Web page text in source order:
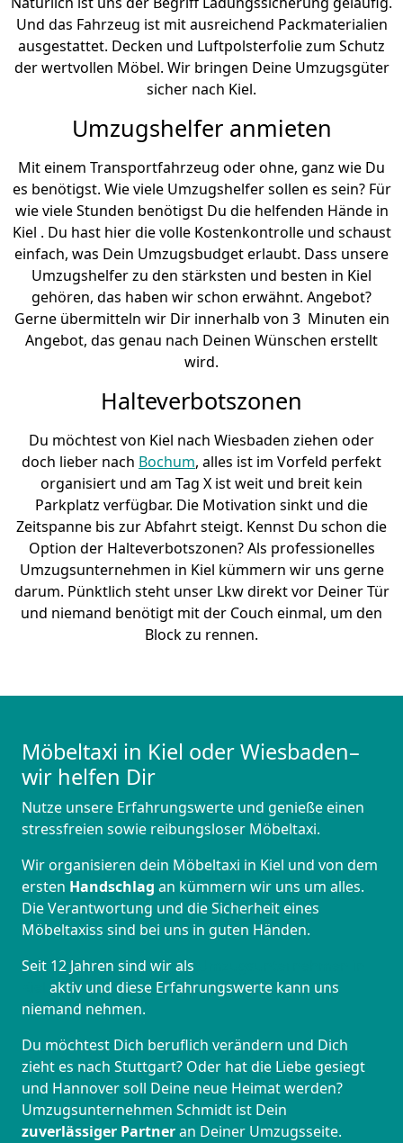
Und das Fahrzeug ist mit ausreichend Packmaterialien
ausgestattet. Decken und Luftpolsterfolie zum Schutz
der wertvollen Möbel. Wir bringen Deine Umzugsgüter
sicher nach Kiel.
Umzugshelfer anmieten
Mit einem Transportfahrzeug oder ohne, ganz wie Du
es benötigst. Wie viele Umzugshelfer sollen es sein? Für
wie viele Stunden benötigst Du die helfenden Hände in
Kiel . Du hast hier die volle Kostenkontrolle und schaust
einfach, was Dein Umzugsbudget erlaubt. Dass unsere
Umzugshelfer zu den stärksten und besten in Kiel
gehören, das haben wir schon erwähnt. Angebot?
Gerne übermitteln wir Dir innerhalb von 3 Minuten ein
Angebot, das genau nach Deinen Wünschen erstellt
wird.
Halteverbotszonen
Du möchtest von Kiel nach Wiesbaden ziehen oder
doch lieber nach Bochum, alles ist im Vorfeld perfekt
organisiert und am Tag X ist weit und breit kein
Parkplatz verfügbar. Die Motivation sinkt und die
Zeitspanne bis zur Abfahrt steigt. Kennst Du schon die
Option der Halteverbotszonen? Als professionelles
Umzugsunternehmen in Kiel kümmern wir uns gerne
darum. Pünktlich steht unser Lkw direkt vor Deiner Tür
und niemand benötigt mit der Couch einmal, um den
Block zu rennen.
Möbeltaxi in Kiel oder Wiesbaden–
wir helfen Dir
Nutze unsere Erfahrungswerte und genieße einen
stressfreien sowie reibungsloser Möbeltaxi.
Wir organisieren dein Möbeltaxi in Kiel und von dem
ersten Handschlag an kümmern wir uns um alles.
Die Verantwortung und die Sicherheit eines
Möbeltaxiss sind bei uns in guten Händen.
Seit 12 Jahren sind wir als
aktiv und diese Erfahrungswerte kann uns
niemand nehmen.
Du möchtest Dich beruflich verändern und Dich
zieht es nach Stuttgart? Oder hat die Liebe gesiegt
und Hannover soll Deine neue Heimat werden?
Umzugsunternehmen Schmidt ist Dein
zuverlässiger Partneran Deiner Umzugsseite.